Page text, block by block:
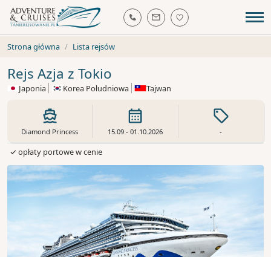
Strona główna Lista rejsów
Rejs Azja z Tokio
Japonia Korea Południowa Tajwan
Diamond Princess 15.09 - 01.10.2026 -
✓ opłaty portowe w cenie